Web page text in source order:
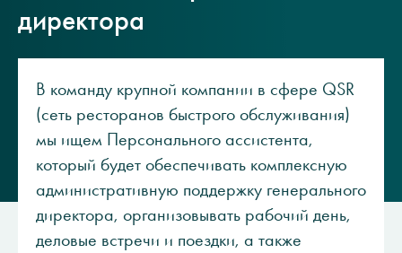
директора
В команду крупной компании в сфере QSR
(сеть ресторанов быстрого обслуживания)
мы ищем Персонального ассистента,
который будет обеспечивать комплексную
административную поддержку генерального
директора, организовывать рабочий день,
деловые встречи и поездки, а также